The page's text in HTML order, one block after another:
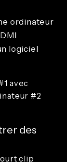
ordinateur
logiciel
avec
#2
des
clip